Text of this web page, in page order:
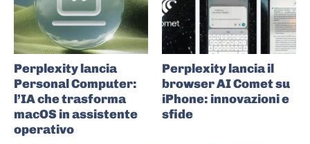
Perplexity lancia
Personal Computer:
l’IA che trasforma
macOS in assistente
operativo
Perplexity lancia il
browser AI Comet su
iPhone: innovazioni e
sfide